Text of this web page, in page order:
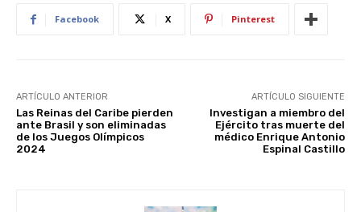
Facebook X Pinterest
ARTÍCULO ANTERIOR
Las Reinas del Caribe pierden
ante Brasil y son eliminadas
de los Juegos Olímpicos
2024
ARTÍCULO SIGUIENTE
Investigan a miembro del
Ejército tras muerte del
médico Enrique Antonio
Espinal Castillo